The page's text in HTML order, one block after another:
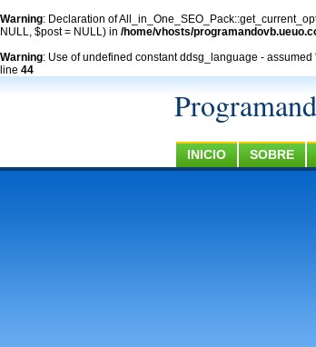
Warning: Declaration of
NULL, $post = NULL) in /home/vhosts/
Warning: Use of undefined constant ddsg_language -
line 44
INICIO SOBRE